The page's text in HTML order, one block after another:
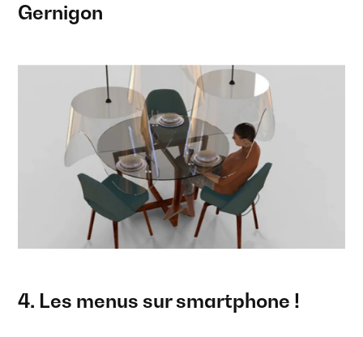
Gernigon
4. Les menus sur smartphone !